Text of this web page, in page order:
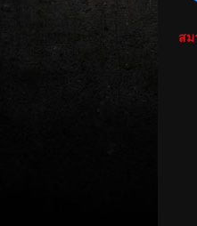
สม